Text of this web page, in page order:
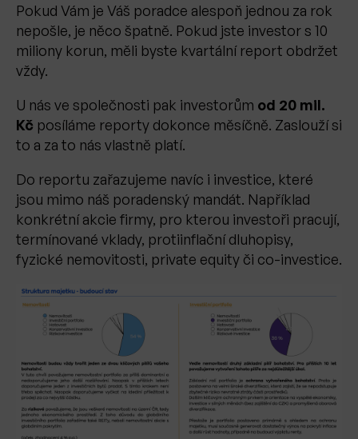
Pokud Vám je Váš poradce alespoň jednou za rok
nepošle, je něco špatně. Pokud jste investor s 10
miliony korun, měli byste kvartální report obdržet
vždy.
U nás ve společnosti pak investorům od 20 mil.
Kč posíláme reporty dokonce měsíčně. Zaslouží si
to a za to nás vlastně platí.
Do reportu zařazujeme navíc i investice, které
jsou mimo náš poradenský mandát. Například
konkrétní akcie firmy, pro kterou investoři pracují,
termínované vklady, protiinflační dluhopisy,
fyzické nemovitosti, private equity či co-investice.